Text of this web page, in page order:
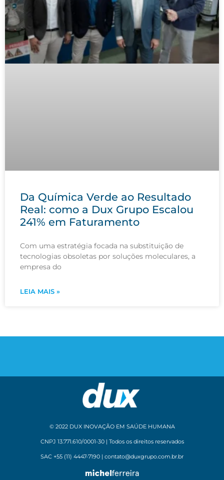
Da Química Verde ao Resultado
Real: como a Dux Grupo Escalou
241% em Faturamento
Com uma estratégia focada na substituição de
tecnologias obsoletas por soluções moleculares, a
empresa do
LEIA MAIS »
© 2022 DUX INOVAÇÃO EM SAÚDE HUMANA
CNPJ 13.771.610/0001-30 | Todos os direitos reservados
SAC +55 (11) 4447-7190 | contato@duxgrupo.com.br.br